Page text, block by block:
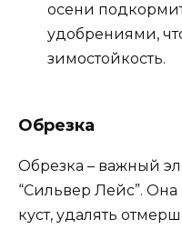
осени
удобрениями,
зимостойкость.
Обрезка
Обрезка – важный
“Сильвер Лейс”.
куст, удалять